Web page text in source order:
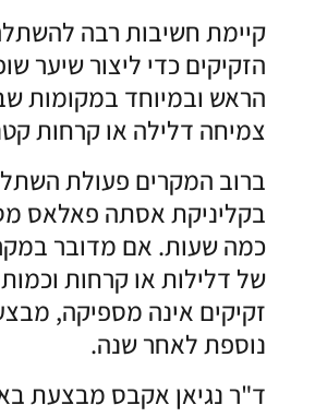
קיימת חשיבות רבה
הזקיקים כדי ליצור שיער
הראש ובמיוחד במקומות
צמיחה דלילה או קרחות
ברוב המקרים פעולת
בקליניקת אסתה פאלאס
כמה שעות. אם מדובר
של דלילות או קרחות
זקיקים אינה מספיקה,
נוספת לאחר שנה.
ד"ר נגיאן אקבס מבצעת